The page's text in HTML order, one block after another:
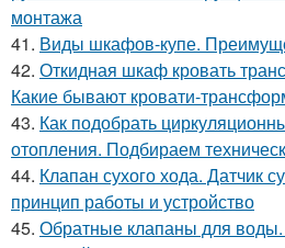
монтажа
41. Виды шкафов-купе.
42. Откидная шкаф кровать
Какие бывают кровати-
43. Как подобрать
отопления. Подбираем
44. Клапан сухого хода. Датчик
принцип работы и устройство
45. Обратные клапаны для воды.